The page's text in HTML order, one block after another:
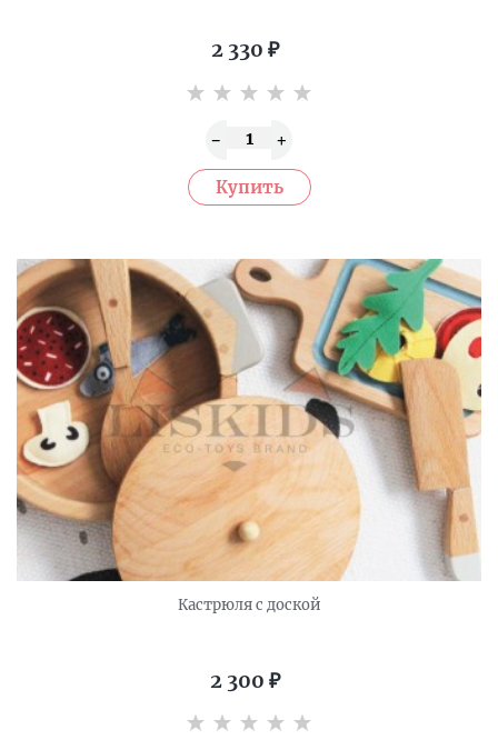
2 330 ₽
Кастрюля с доской
2 300 ₽